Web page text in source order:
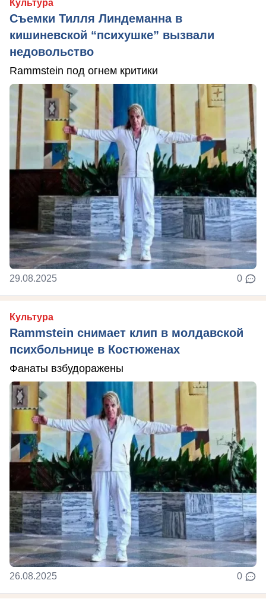
Культура
Съемки Тилля Линдеманна в
кишиневской “психушке” вызвали
недовольство
Rammstein под огнем критики
29.08.2025 0
Культура
Rammstein снимает клип в молдавской
психбольнице в Костюженах
Фанаты взбудоражены
26.08.2025 0